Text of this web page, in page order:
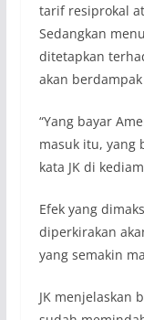
tarif resiprokal
Sedangkan
ditetapkan
akan
“Yang bayar
masuk itu, yang
kata JK di
Efek yang
diperkirakan
yang semakin
JK menjelaskan